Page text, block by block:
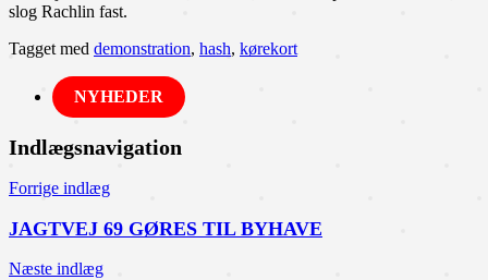
slog Rachlin fast.
Tagget med demonstration, hash, kørekort
NYHEDER
Indlægsnavigation
Forrige indlæg
JAGTVEJ 69 GØRES TIL BYHAVE
Næste indlæg